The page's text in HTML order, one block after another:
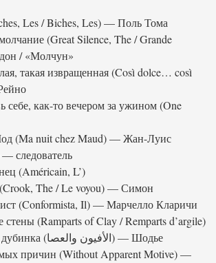
Les / Biches, Les) — Поль Тома
(Great Silence, The / Grande
/ «Молчун»
такая извращенная (Così dolce… così
себе, как-то вечером за ужином (One
(Ma nuit chez Maud) — Жан-Луис
следователь
(Américain, L’)
The / Le voyou) — Симон
(Conformista, Il) — Марчелло Кларичи
(Ramparts of Clay / Remparts d’argile)
1971 — Опиум и дубинка (الأفيون والعصا) — Шодье
причин (Without Apparent Motive) —